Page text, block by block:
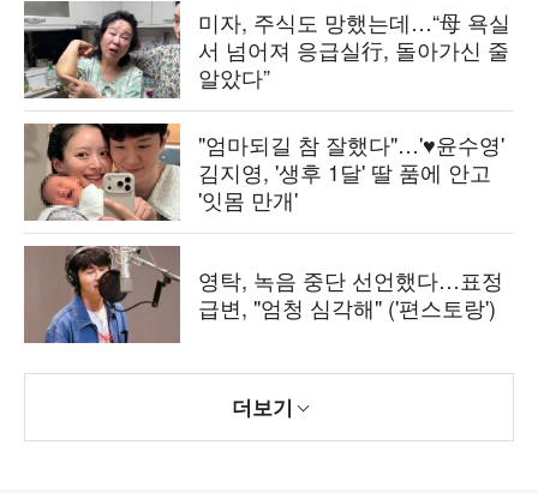
미자, 주식도 망했는데…“母 욕실
서 넘어져 응급실行, 돌아가신 줄
알았다”
"엄마되길 참 잘했다"…'♥윤수영'
김지영, '생후 1달' 딸 품에 안고
'잇몸 만개'
영탁, 녹음 중단 선언했다…표정
급변, "엄청 심각해" ('편스토랑')
더보기